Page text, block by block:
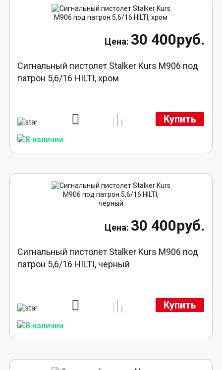
30 400руб.
Сигнальный пистолет Stalker Kurs M906 под
патрон 5,6/16 HILTI, хром
Купить
30 400руб.
Сигнальный пистолет Stalker Kurs M906 под
патрон 5,6/16 HILTI, черный
Купить